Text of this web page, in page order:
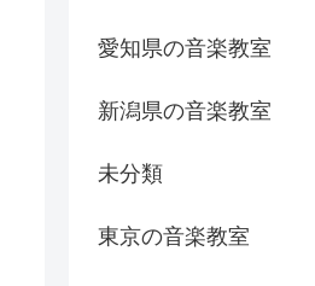
愛知県の音楽教室
新潟県の音楽教室
未分類
東京の音楽教室